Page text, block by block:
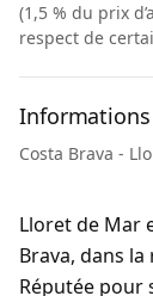
(1,5 % du prix
respect de
Costa Brava -
Lloret de Mar
Brava, dans
Réputée pour